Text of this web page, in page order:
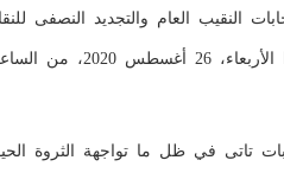
النقيب العام والتجديد النصفى
الفرعية ماعدا
تاتى في ظل ما تواجهة الثروة